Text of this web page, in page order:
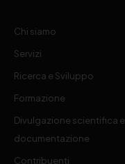
Chi siamo
Servizi
Ricerca e Sviluppo
Formazione
Divulgazione scientifica e
documentazione
Contribuenti